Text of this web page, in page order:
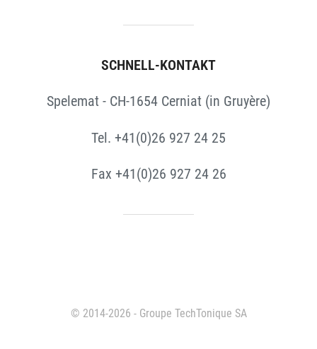
SCHNELL-KONTAKT
Spelemat - CH-1654 Cerniat (in Gruyère)
Tel. +41(0)26 927 24 25
Fax +41(0)26 927 24 26
© 2014-2026 - Groupe TechTonique SA